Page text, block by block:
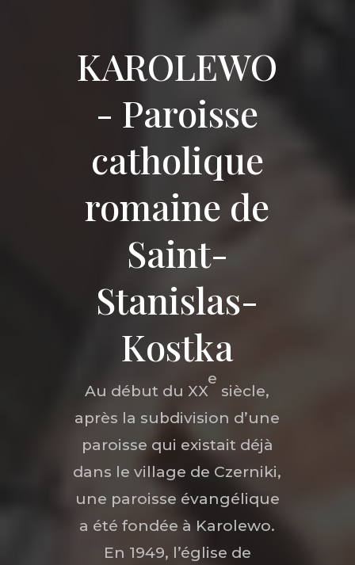
KAROLEWO
- Paroisse
catholique
romaine de
Saint-
Stanislas-
Kostka
Au début du XX
e
siècle,
après la subdivision d’une
paroisse qui existait déjà
dans le village de Czerniki,
une paroisse évangélique
a été fondée à Karolewo.
En 1949, l’église de